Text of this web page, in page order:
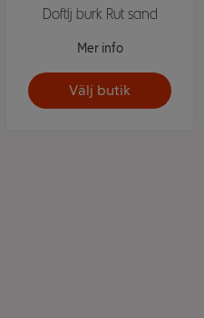
Doftlj burk Rut sand
Mer info
Välj butik